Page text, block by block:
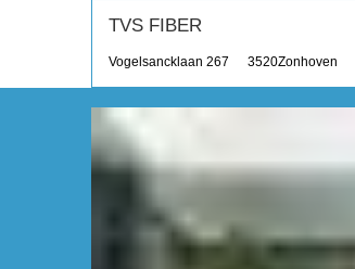
TVS FIBER
Vogelsancklaan 267 3520Zonhoven